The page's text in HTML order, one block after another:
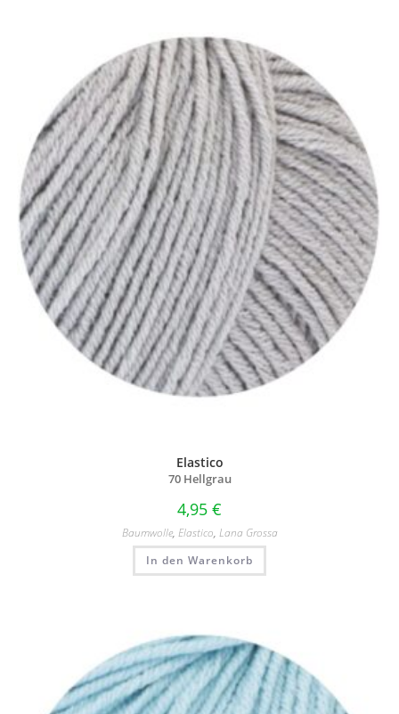
Elastico
70 Hellgrau
4,95 €
Baumwolle, Elastico, Lana Grossa
In den Warenkorb